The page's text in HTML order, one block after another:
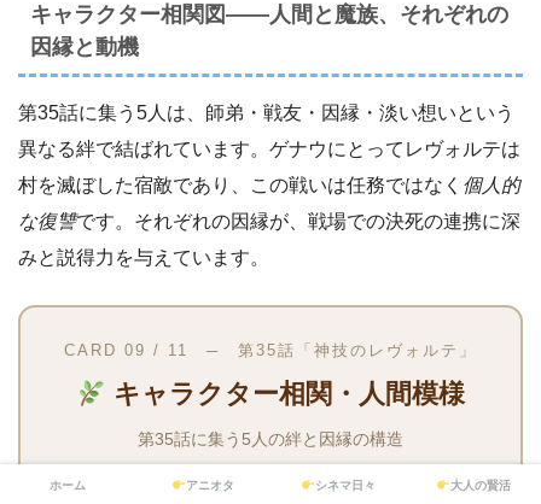
キャラクター相関図――人間と魔族、それぞれの
因縁と動機
第35話に集う5人は、師弟・戦友・因縁・淡い想いという
異なる絆で結ばれています。ゲナウにとってレヴォルテは
村を滅ぼした宿敵であり、この戦いは任務ではなく 個人的
な復讐です。それぞれの因縁が、戦場での決死の連携に深
みと説得力を与えています。
CARD 09 / 11 ─ 第35話「神技のレヴォルテ」
キャラクター相関・人間模様
第35話に集う5人の絆と因縁の構造
ホーム アニオタ シネマ日々 大人の賢活